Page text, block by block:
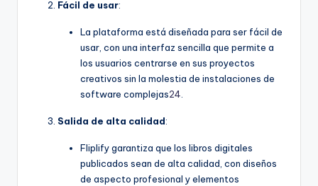
Fácil de usar:
La plataforma está diseñada para ser fácil de
usar, con una interfaz sencilla que permite a
los usuarios centrarse en sus proyectos
creativos sin la molestia de instalaciones de
software complejas24.
Salida de alta calidad:
Fliplify garantiza que los libros digitales
publicados sean de alta calidad, con diseños
de aspecto profesional y elementos